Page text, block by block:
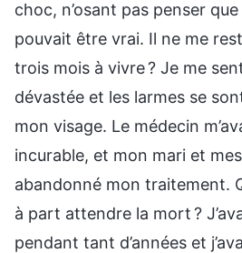
choc, n’osant pas penser
pouvait être vrai. Il ne me
trois mois à vivre ? Je me
dévastée et les larmes se
mon visage. Le médecin
incurable, et mon mari et
abandonné mon traitement.
à part attendre la mort ?
pendant tant d’années et